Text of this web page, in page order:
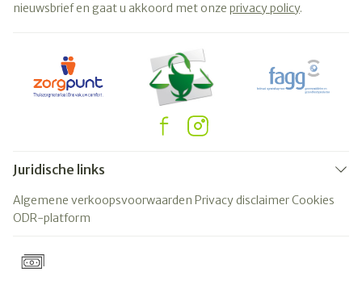
nieuwsbrief en gaat u akkoord met onze privacy policy.
Juridische links
Algemene verkoopsvoorwaarden Privacy disclaimerCookies
ODR-platform